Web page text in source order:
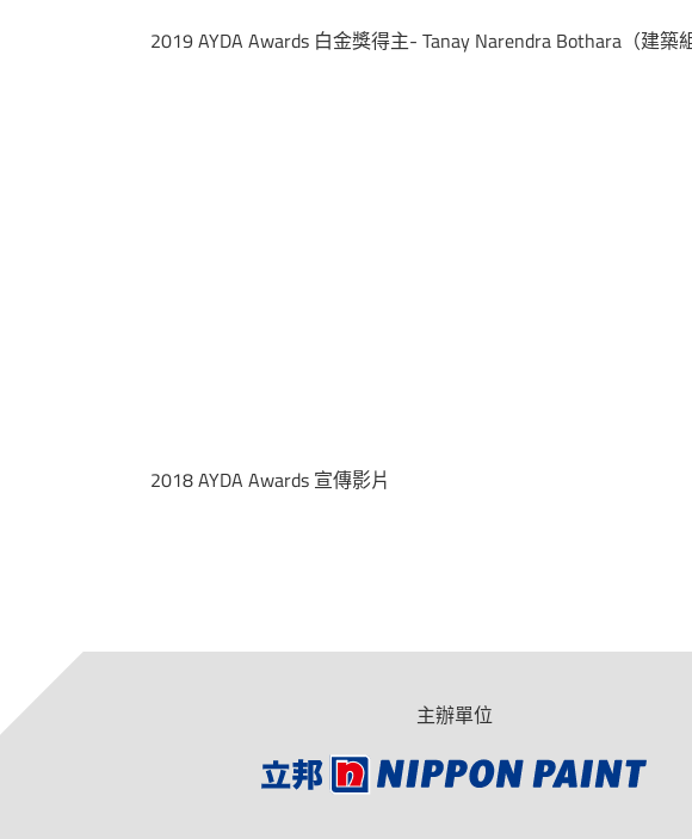
2019 AYDA Awards 白金獎得主- Tanay Narendra Bothara（建築
2018 AYDA Awards 宣傳影片
主辦單位